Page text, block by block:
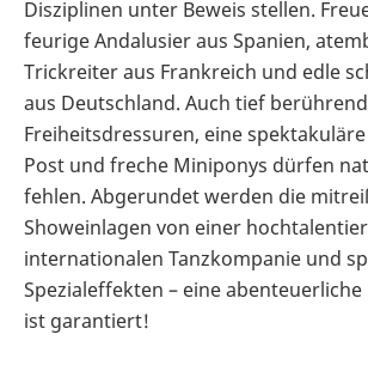
Disziplinen unter Beweis stellen.
feurige Andalusier aus Spanien,
Trickreiter aus Frankreich und edle
aus Deutschland. Auch tief
Freiheitsdressuren, eine
Post und freche Miniponys dürfen
fehlen. Abgerundet werden die
Showeinlagen von einer
internationalen Tanzkompanie und
Spezialeffekten – eine abenteuerliche
ist garantiert!